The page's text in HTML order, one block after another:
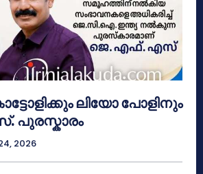
ലിയോ പോളിനും
പുരസ്കാരം
2026